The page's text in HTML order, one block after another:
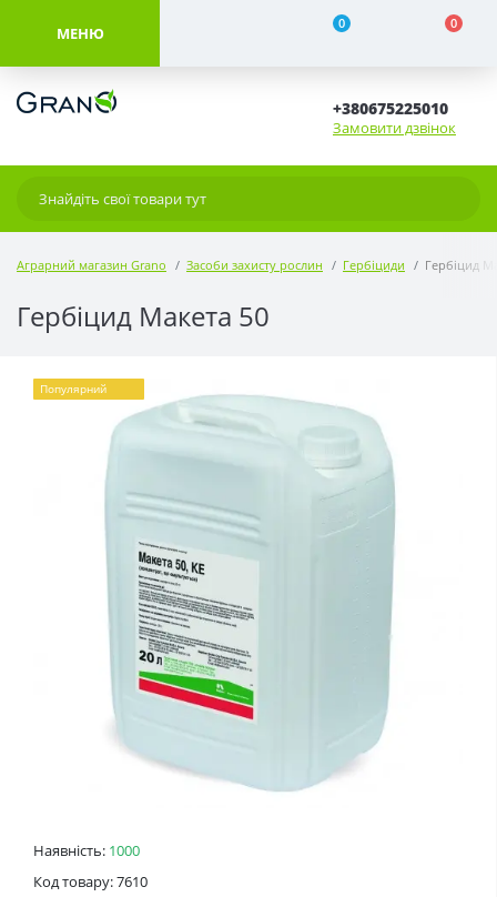
МЕНЮ 0 0
+380675225010
Замовити дзвінок
Аграрний магазин Grano Засоби захисту рослин Гербіциди Гербіцид
Гербіцид Макета 50
Наявність: 1000
Код товару: 7610
Популярний